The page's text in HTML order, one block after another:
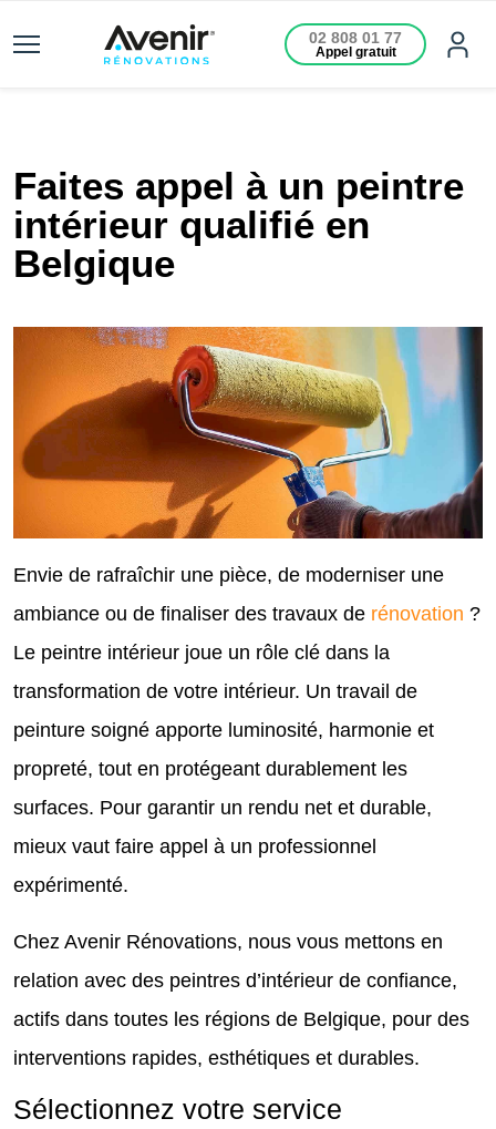
02 808 01 77
Appel gratuit
Faites appel à un peintre
intérieur qualifié en
Belgique
Envie de rafraîchir une pièce, de moderniser une
ambiance ou de finaliser des travaux de rénovation ?
Le peintre intérieur joue un rôle clé dans la
transformation de votre intérieur. Un travail de
peinture soigné apporte luminosité, harmonie et
propreté, tout en protégeant durablement les
surfaces. Pour garantir un rendu net et durable,
mieux vaut faire appel à un professionnel
expérimenté.
Chez Avenir Rénovations, nous vous mettons en
relation avec des peintres d’intérieur de confiance,
actifs dans toutes les régions de Belgique, pour des
interventions rapides, esthétiques et durables.
Sélectionnez votre service